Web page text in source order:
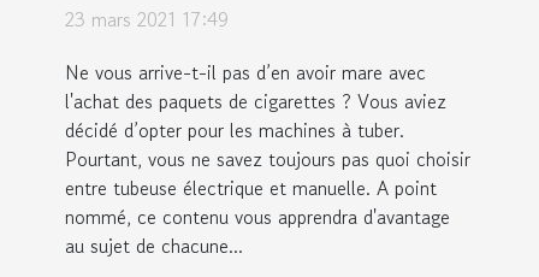
23 mars 2021 17:49
Ne vous arrive-t-il pas d’en avoir mare avec
l'achat des paquets de cigarettes ? Vous aviez
décidé d’opter pour les machines à tuber.
Pourtant, vous ne savez toujours pas quoi choisir
entre tubeuse électrique et manuelle. A point
nommé, ce contenu vous apprendra d'avantage
au sujet de chacune...